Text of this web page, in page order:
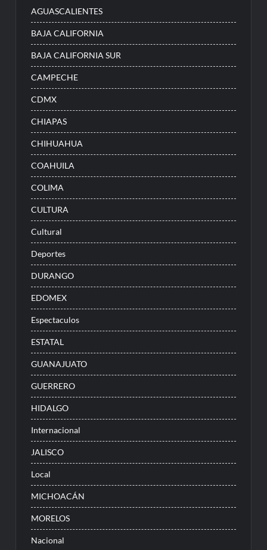
AGUASCALIENTES
BAJA CALIFORNIA
BAJA CALIFORNIA SUR
CAMPECHE
CDMX
CHIAPAS
CHIHUAHUA
COAHUILA
COLIMA
CULTURA
Cultural
Deportes
DURANGO
EDOMEX
Espectaculos
ESTATAL
GUANAJUATO
GUERRERO
HIDALGO
Internacional
JALISCO
Local
MICHOACÁN
MORELOS
Nacional